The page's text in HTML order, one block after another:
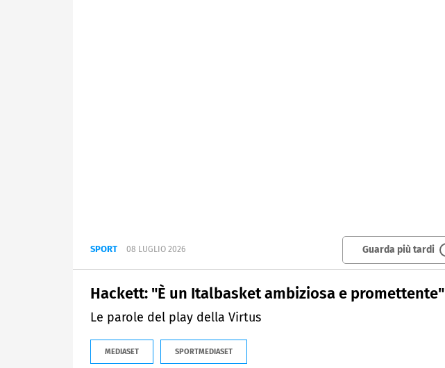
SPORT 08 LUGLIO 2026 Guarda più tardi
Hackett: "È un Italbasket ambiziosa e promettente"
Le parole del play della Virtus
MEDIASET SPORTMEDIASET